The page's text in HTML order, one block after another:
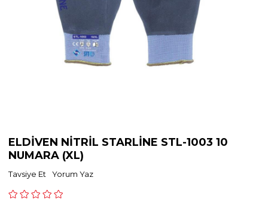
ELDİVEN NİTRİL STARLİNE STL-1003 10
NUMARA (XL)
Tavsiye Et Yorum Yaz